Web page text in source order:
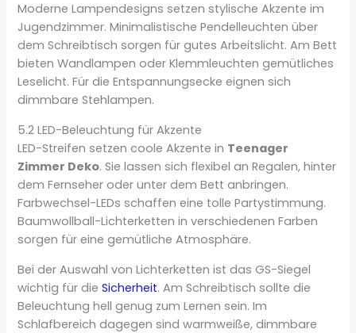
Moderne Lampendesigns setzen stylische Akzente im
Jugendzimmer. Minimalistische Pendelleuchten über
dem Schreibtisch sorgen für gutes Arbeitslicht. Am Bett
bieten Wandlampen oder Klemmleuchten gemütliches
Leselicht. Für die Entspannungsecke eignen sich
dimmbare Stehlampen.
5.2 LED-Beleuchtung für Akzente
LED-Streifen setzen coole Akzente in Teenager
Zimmer Deko. Sie lassen sich flexibel an Regalen, hinter
dem Fernseher oder unter dem Bett anbringen.
Farbwechsel-LEDs schaffen eine tolle Partystimmung.
Baumwollball-Lichterketten in verschiedenen Farben
sorgen für eine gemütliche Atmosphäre.
Bei der Auswahl von Lichterketten ist das GS-Siegel
wichtig für dieSicherheit. Am Schreibtisch sollte die
Beleuchtung hell genug zum Lernen sein. Im
Schlafbereich dagegen sind warmweiße, dimmbare